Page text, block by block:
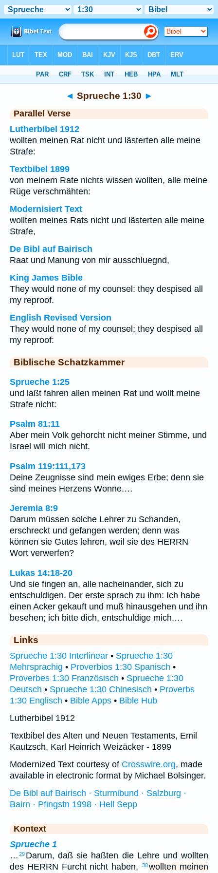
◄ Sprueche 1:30 ►
Parallel Verse
Lutherbibel 1912
wollten meinen Rat nicht und lästerten alle meine
Strafe:
Textbibel 1899
von meinem Rate nichts wissen wollten, alle meine
Rüge verschmähten:
Modernisiert Text
wollten meines Rats nicht und lästerten alle meine
Strafe,
De Bibl auf Bairisch
Raat und Manung von mir ausschluegnd,
King James Bible
They would none of my counsel: they despised all
my reproof.
English Revised Version
They would none of my counsel; they despised all
my reproof:
Biblische Schatzkammer
Sprueche 1:25
und laßt fahren allen meinen Rat und wollt meine
Strafe nicht:
Psalm 81:11
Aber mein Volk gehorcht nicht meiner Stimme, und
Israel will mich nicht.
Psalm 119:111,173
Deine Zeugnisse sind mein ewiges Erbe; denn sie
sind meines Herzens Wonne.…
Jeremia 8:9
Darum müssen solche Lehrer zu Schanden,
erschreckt und gefangen werden; denn was
können sie Gutes lehren, weil sie des HERRN
Wort verwerfen?
Lukas 14:18-20
Und sie fingen an, alle nacheinander, sich zu
entschuldigen. Der erste sprach zu ihm: Ich habe
einen Acker gekauft und muß hinausgehen und ihn
besehen; ich bitte dich, entschuldige mich.…
Links
Sprueche 1:30 Interlinear • Sprueche 1:30
Mehrsprachig • Proverbios 1:30 Spanisch •
Proverbes 1:30 Französisch • Sprueche 1:30
Deutsch • Sprueche 1:30 Chinesisch • Proverbs
1:30 Englisch • Bible Apps • Bible Hub
Lutherbibel 1912
Textbibel des Alten und Neuen Testaments, Emil
Kautzsch, Karl Heinrich Weizäcker - 1899
Modernized Text courtesy of Crosswire.org, made
available in electronic format by Michael Bolsinger.
De Bibl auf Bairisch · Sturmibund · Salzburg ·
Bairn · Pfingstn 1998 · Hell Sepp
Kontext
Sprueche 1
… 29 Darum, daß sie haßten die Lehre und wollten
des HERRN Furcht nicht haben,
30wollten meinen